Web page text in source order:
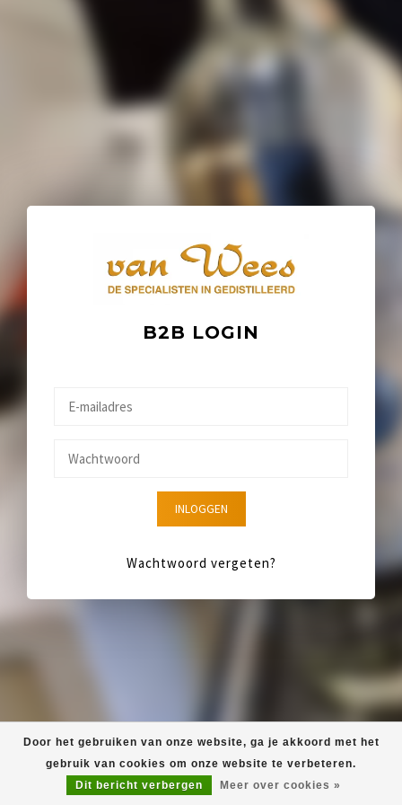
B2B LOGIN
INLOGGEN
Wachtwoord vergeten?
Door het gebruiken van onze website, ga je akkoord met het
gebruik van cookies om onze website te verbeteren.
Dit bericht verbergen
Meer over cookies »